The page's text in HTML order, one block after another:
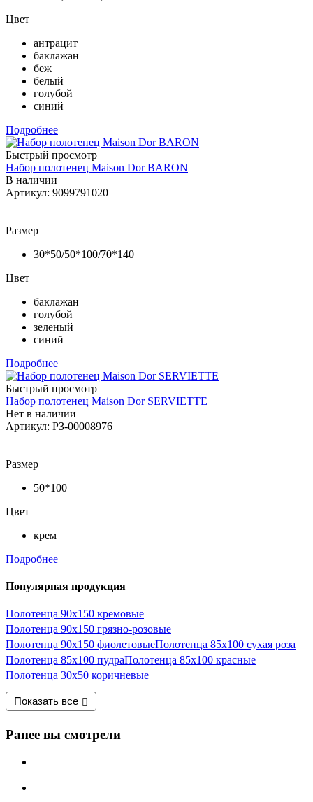
Цвет
антрацит
баклажан
беж
белый
голубой
синий
Подробнее
Быстрый просмотр
Набор полотенец Maison Dor BARON
В наличии
Артикул: 9099791020
Размер
30*50/50*100/70*140
Цвет
баклажан
голубой
зеленый
синий
Подробнее
Быстрый просмотр
Набор полотенец Maison Dor SERVIETTE
Нет в наличии
Артикул: РЗ-00008976
Размер
50*100
Цвет
крем
Подробнее
Популярная продукция
Полотенца 90х150 кремовые
Полотенца 90х150 грязно-розовые
Полотенца 90х150 фиолетовыеПолотенца 85х100 сухая роза
Полотенца 85х100 пудраПолотенца 85х100 красные
Полотенца 30х50 коричневые
Показать все
Ранее вы смотрели